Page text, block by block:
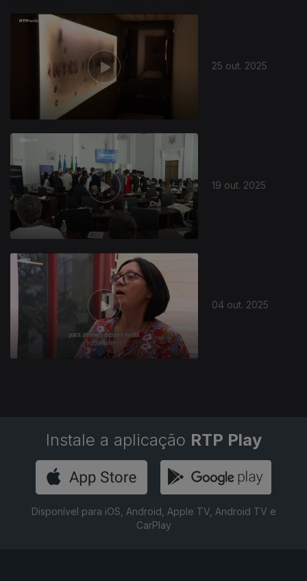
25 out. 2025
19 out. 2025
04 out. 2025
879861
Instale a aplicação RTP Play
Disponível para iOS, Android, Apple TV, Android TV e
CarPlay